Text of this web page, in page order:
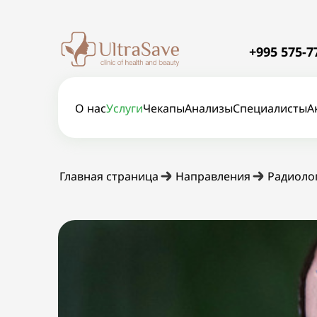
+995 575-
О насУслугиЧекапыАнализыСпециалисты
Главная страница Направления